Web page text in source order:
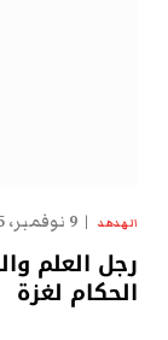
الهدهد 9 نوفمبر، 2025
رجل العلم
الحكام لغزة